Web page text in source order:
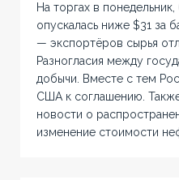
На торгах в
опускалась ниже $31 за
— экспортёров сырья
Разногласия между
добычи. Вместе с тем
США к соглашению.
новости о
изменение стоимости